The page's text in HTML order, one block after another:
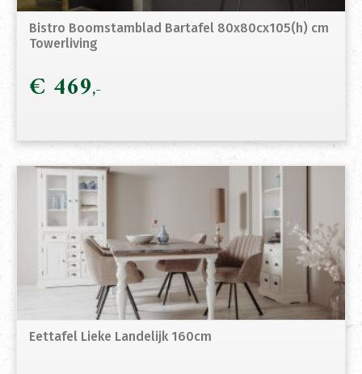
Bistro Boomstamblad Bartafel 80x80cx105(h) cm
Towerliving
€ 469
Eettafel Lieke Landelijk 160cm